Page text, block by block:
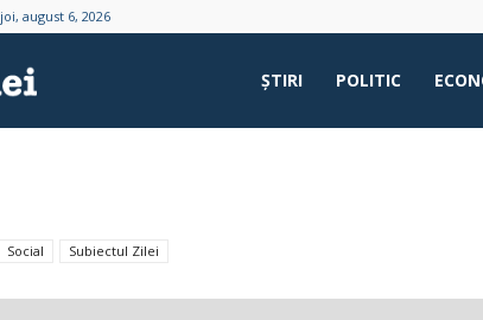
joi, august 6, 2026
ŞTIRI POLITIC
Social Subiectul Zilei